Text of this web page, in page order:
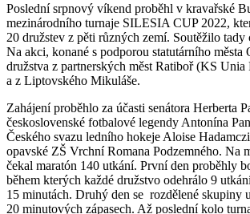
Poslední srpnový víkend proběhl v kravařské
mezinárodního turnaje SILESIA CUP 2022,
20 družstev z pěti různých zemí. Soutěžilo tady
Na akci, konané s podporou statutárního města
družstva z partnerských měst Ratiboř (KS Unia
a z Liptovského Mikuláše.
Zahájení proběhlo za účasti senátora Herberta
československé fotbalové legendy Antonína
Českého svazu ledního hokeje Aloise
opavské ZŠ Vrchní Romana Podzemného. Na
čekal maratón 140 utkání. První den proběhly
během kterých každé družstvo odehrálo 9
15 minutách. Druhý den se rozdělené skupiny
20 minutových zápasech. Až poslední kolo